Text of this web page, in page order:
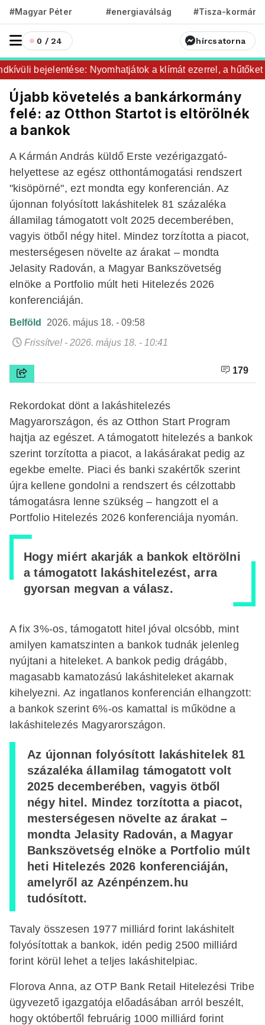
#Magyar Péter #energiaválság #Tisza-kormány
0 / 24 hírcsatorna
bejelentése: Nyomhatjátok a klímát ezerrel, a hűtőket
Újabb követelés a bankárkormány
felé: az Otthon Startot is eltörölnék
a bankok
A Kármán András küldő Erste vezérigazgató-
helyettese az egész otthontámogatási rendszert
"kisöpörné", ezt mondta egy konferencián. Az
újonnan folyósított lakáshitelek 81 százaléka
államilag támogatott volt 2025 decemberében,
vagyis ötből négy hitel. Mindez torzította a piacot,
mesterségesen növelte az árakat – mondta
Jelasity Radován, a Magyar Bankszövetség
elnöke a Portfolio múlt heti Hitelezés 2026
konferenciáján.
Belföld
2026. május 18. - 09:58
Frissítve! - 2026. május 18. - 10:41
179
Rekordokat dönt a lakáshitelezés
Magyarországon, és az Otthon Start Program
hajtja az egészet. A támogatott hitelezés a bankok
szerint torzította a piacot, a lakásárakat pedig az
egekbe emelte. Piaci és banki szakértők szerint
újra kellene gondolni a rendszert és célzottabb
támogatásra lenne szükség – hangzott el a
Portfolio Hitelezés 2026 konferenciája nyomán.
Hogy miért akarják a bankok eltörölni
a támogatott lakáshitelezést, arra
gyorsan megvan a válasz.
A fix 3%-os, támogatott hitel jóval olcsóbb, mint
amilyen kamatszinten a bankok tudnák jelenleg
nyújtani a hiteleket. A bankok pedig drágább,
magasabb kamatozású lakáshiteleket akarnak
kihelyezni. Az ingatlanos konferencián elhangzott:
a bankok szerint 6%-os kamattal is működne a
lakáshitelezés Magyarországon.
Az újonnan folyósított lakáshitelek 81
százaléka államilag támogatott volt
2025 decemberében, vagyis ötből
négy hitel. Mindez torzította a piacot,
mesterségesen növelte az árakat –
mondta Jelasity Radován, a Magyar
Bankszövetség elnöke a Portfolio múlt
heti Hitelezés 2026 konferenciáján,
amelyről az Azénpénzem.hu
tudósított.
Tavaly összesen 1977 milliárd forint lakáshitelt
folyósítottak a bankok, idén pedig 2500 milliárd
forint körül lehet a teljes lakáshitelpiac.
Florova Anna, az OTP Bank Retail Hitelezési Tribe
ügyvezető igazgatója előadásában arról beszélt,
hogy októbertől februárig 1000 milliárd forint